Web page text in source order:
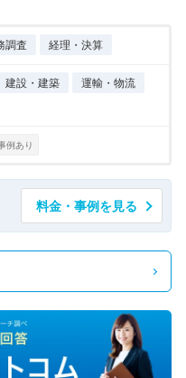
調査 経理・決算
建設・建築 運輸・物流
例あり
料金・事例を見る